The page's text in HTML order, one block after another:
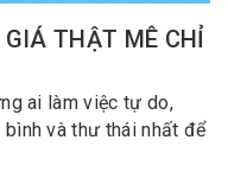
THẬT MÊ CHỈ
ai làm việc tự do,
và thư thái nhất để